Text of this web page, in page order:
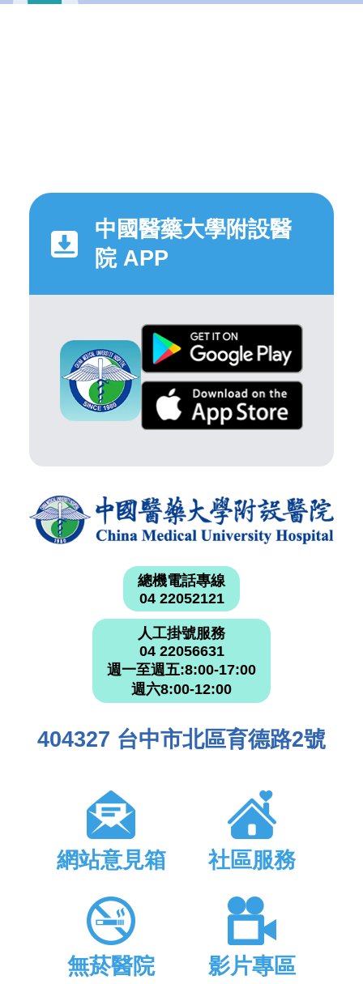
中國醫藥大學附設醫
院 APP
總機電話專線
04 22052121
人工掛號服務
04 22056631
週一至週五:8:00-17:00
週六8:00-12:00
404327 台中市北區育德路2號
網站意見箱 社區服務
無菸醫院 影片專區